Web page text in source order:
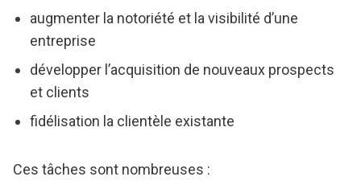
augmenter la notoriété et la visibilité d’une
entreprise
développer l’acquisition de nouveaux prospects
et clients
fidélisation la clientèle existante
Ces tâches sont nombreuses :